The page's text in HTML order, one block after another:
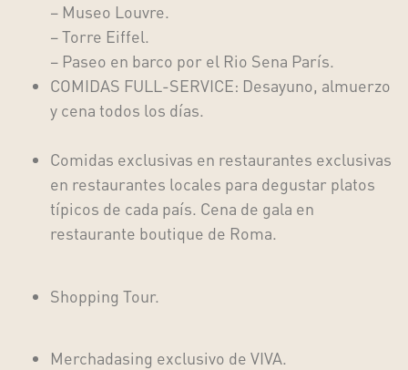
– Museo Louvre.
– Torre Eiffel.
– Paseo en barco por el Rio Sena París.
COMIDAS FULL-SERVICE: Desayuno, almuerzo
y cena todos los días.
Comidas exclusivas en restaurantes exclusivas
en restaurantes locales para degustar platos
típicos de cada país. Cena de gala en
restaurante boutique de Roma.
Shopping Tour.
Merchadasing exclusivo de VIVA.